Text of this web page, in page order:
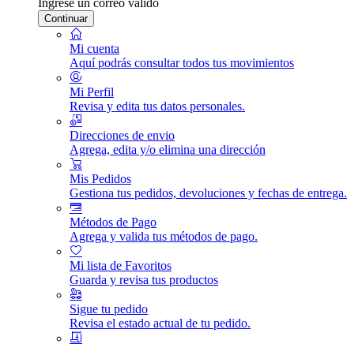
Continuar
Mi cuenta
Aquí podrás consultar todos tus movimientos
Mi Perfil
Revisa y edita tus datos personales.
Direcciones de envio
Agrega, edita y/o elimina una dirección
Mis Pedidos
Gestiona tus pedidos, devoluciones y fechas de entrega.
Métodos de Pago
Agrega y valida tus métodos de pago.
Mi lista de Favoritos
Guarda y revisa tus productos
Sigue tu pedido
Revisa el estado actual de tu pedido.